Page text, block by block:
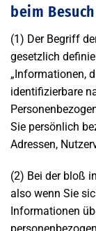
beim
(1) Der Begriff
gesetzlich
„Informationen,
identifizierbare
Sie persönlich
Adressen,
(2) Bei der bloß
also wenn Sie
Informationen